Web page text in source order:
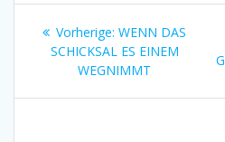
Vorherige: Vorheriger
Beitrag:
WENN DAS
SCHICKSAL ES EINEM
WEGNIMMT